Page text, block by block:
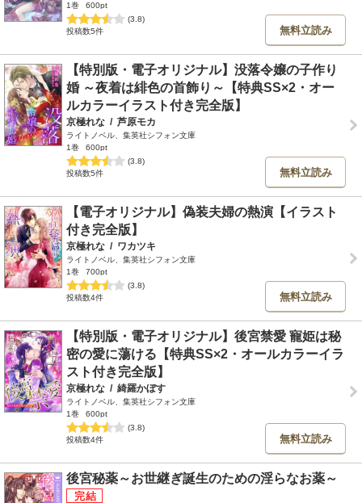
1巻
600pt
(3.8)
投稿数5件
無料立読み
【特別版・電子オリジナル】没落令嬢の子作り
婚 ～夜着は緋色の首飾り～【特典SS×2・オー
ルカラーイラスト付き完全版】
京極れな / 芦原モカ
ライトノベル、集英社シフォン文庫
1巻
600pt
(3.8)
投稿数5件
無料立読み
【電子オリジナル】偽装夫婦の熱演【イラスト
付き完全版】
京極れな / ワカツキ
ライトノベル、集英社シフォン文庫
1巻
700pt
(3.8)
投稿数4件
無料立読み
【特別版・電子オリジナル】後宮禁愛 寵姫は秘
密の愛に蕩ける【特典SS×2・オールカラーイラ
スト付き完全版】
京極れな / 綺羅かぼす
ライトノベル、集英社シフォン文庫
1巻
600pt
(3.8)
投稿数4件
無料立読み
後宮秘薬～お世継ぎ誕生のための淫らなお薬～